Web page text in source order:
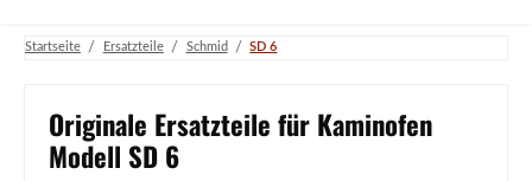
Startseite / Ersatzteile / Schmid / SD 6
Originale Ersatzteile für Kaminofen
Modell SD 6